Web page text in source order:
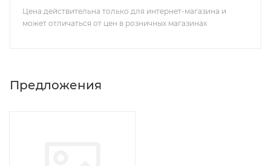
Цена действительна только для интернет-магазина и
может отличаться от цен в розничных магазинах
Предложения